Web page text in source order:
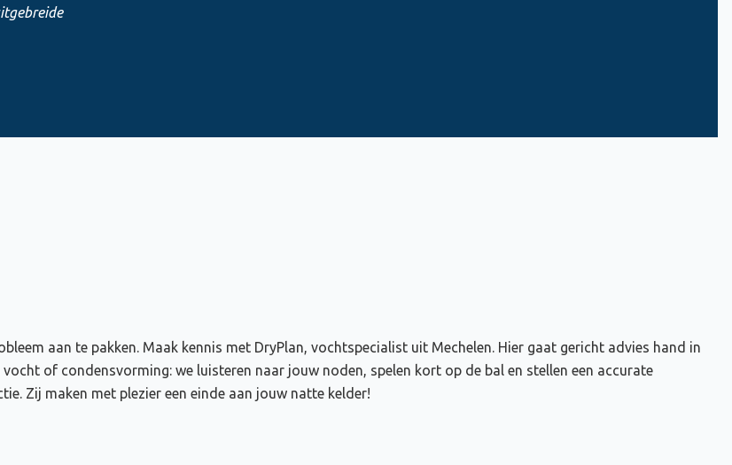
aan te pakken. Maak kennis met DryPlan, vochtspecialist uit Mechelen. Hier gaat gericht advies hand in
of condensvorming: we luisteren naar jouw noden, spelen kort op de bal en stellen een accurate
Zij maken met plezier een einde aan jouw natte kelder!